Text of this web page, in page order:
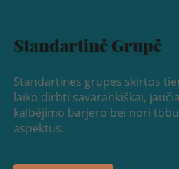
Standartinė Grupė
Standartinės grupės skirtos
laiko dirbti savarankiškai,
kalbėjimo barjero bei nori
aspektus.